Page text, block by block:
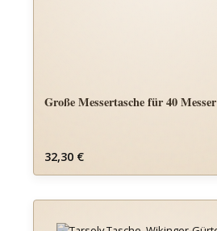
Große Messertasche für 40 Messer
Regulärer Preis:
32,30 €